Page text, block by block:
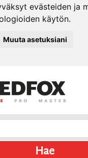
evästeiden ja
käytön.
Muuta asetuksiani
Hae